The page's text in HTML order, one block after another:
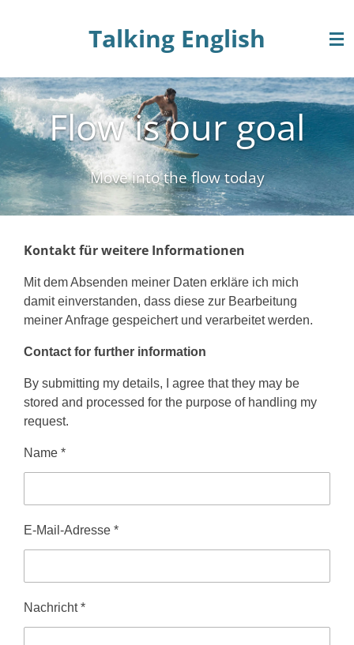
Talking English
Flow is our goal
Move into the flow today
Kontakt für weitere Informationen
Mit dem Absenden meiner Daten erkläre ich mich
damit einverstanden, dass diese zur Bearbeitung
meiner Anfrage gespeichert und verarbeitet werden.
Contact for further information
By submitting my details, I agree that they may be
stored and processed for the purpose of handling my
request.
Name *
E-Mail-Adresse *
Nachricht *